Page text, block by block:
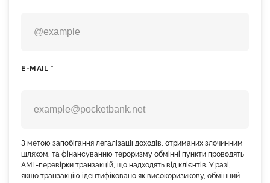
E-MAIL *
З метою запобігання легалізації доходів, отриманих злочинним
шляхом, та фінансуванню тероризму обмінні пункти проводять
AML-перевірки транзакцій, що надходять від клієнтів. У разі,
якщо транзакцію ідентифіковано як високоризикову, обмінний